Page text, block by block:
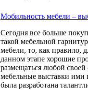
Мобильность мебели –
Сегодня все больше
такой мебельной
мебели, то, как правило,
данном этапе хорошие
размещаться любой
мебельные выставки ими
была разработана